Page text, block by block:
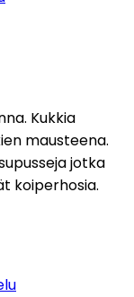
Kukkia
mausteena.
jotka
koiperhosia.